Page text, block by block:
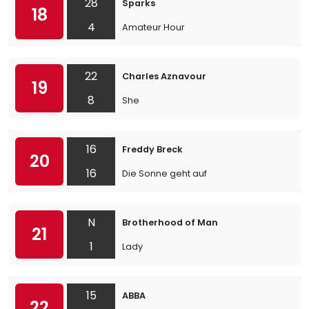
18
4
Sparks
Amateur Hour
19
22
8
Charles Aznavour
She
20
16
16
Freddy Breck
Die Sonne geht auf
21
N
1
Brotherhood of Man
Lady
15 ABBA